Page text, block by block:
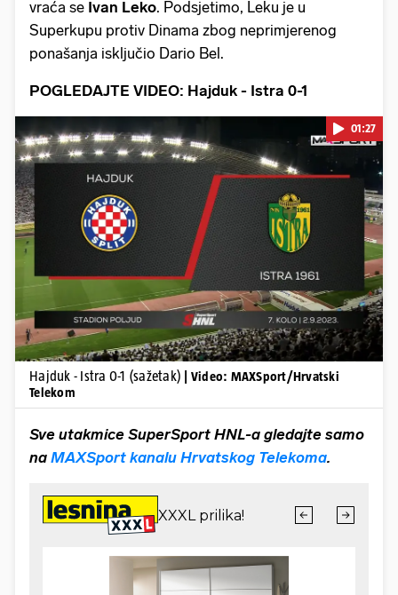
vraća se Ivan Leko. Podsjetimo, Leku je u
Superkupu protiv Dinama zbog neprimjerenog
ponašanja isključio Dario Bel.
POGLEDAJTE VIDEO: Hajduk - Istra 0-1
Pokretanje videa...
01:27
Hajduk - Istra 0-1 (sažetak)
| Video: MAXSport/Hrvatski
Telekom
Sve utakmice SuperSport HNL-a gledajte samo
na MAXSport kanalu Hrvatskog Telekoma.